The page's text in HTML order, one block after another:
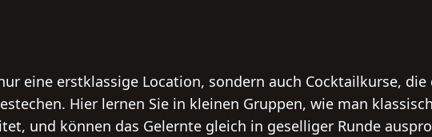
eine erstklassige Location, sondern auch Cocktailkurse,
Hier lernen Sie in kleinen Gruppen, wie man
und können das Gelernte gleich in geselliger Runde